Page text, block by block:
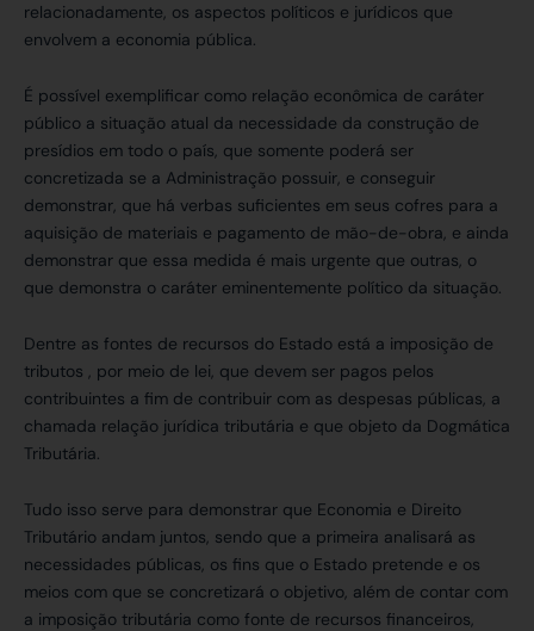
relacionadamente, os aspectos políticos e jurídicos que
envolvem a economia pública.
É possível exemplificar como relação econômica de caráter
público a situação atual da necessidade da construção de
presídios em todo o país, que somente poderá ser
concretizada se a Administração possuir, e conseguir
demonstrar, que há verbas suficientes em seus cofres para a
aquisição de materiais e pagamento de mão-de-obra, e ainda
demonstrar que essa medida é mais urgente que outras, o
que demonstra o caráter eminentemente político da situação.
Dentre as fontes de recursos do Estado está a imposição de
tributos , por meio de lei, que devem ser pagos pelos
contribuintes a fim de contribuir com as despesas públicas, a
chamada relação jurídica tributária e que objeto da Dogmática
Tributária.
Tudo isso serve para demonstrar que Economia e Direito
Tributário andam juntos, sendo que a primeira analisará as
necessidades públicas, os fins que o Estado pretende e os
meios com que se concretizará o objetivo, além de contar com
a imposição tributária como fonte de recursos financeiros,